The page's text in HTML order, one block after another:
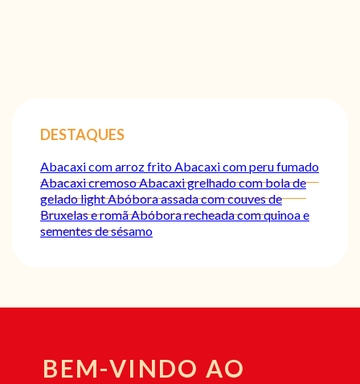
DESTAQUES
Abacaxi com arroz fritoAbacaxi com peru fumado
Abacaxi cremosoAbacaxi grelhado com bola de
gelado lightAbóbora assada com couves de
Bruxelas e romãAbóbora recheada com quinoa e
sementes de sésamo
BEM-VINDO AO